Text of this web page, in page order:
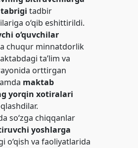
tabrigi tadbir
o‘qib eshittirildi.
o‘quvchilar
chuqur minnatdorlik
ta’lim va
orttirgan
maktab
yorqin xotiralari
so‘zga chiqqanlar
yoshlarga
o‘qish va faoliyatlarida